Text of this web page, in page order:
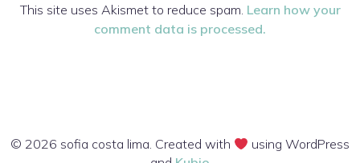
This site uses Akismet to reduce spam. Learn how your
comment data is processed.
© 2026 sofia costa lima. Created with
using WordPress